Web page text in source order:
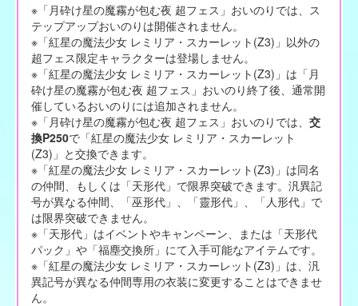
※「月砕け星の魔霧が包む夜 超フェス」おいのりでは、ス
テップアップおいのりは開催されません。
※「紅星の魔法少女 レミリア・スカーレット(Z3)」以外の
超フェス限定キャラクターは登場しません。
※「紅星の魔法少女 レミリア・スカーレット(Z3)」は「月
砕け星の魔霧が包む夜 超フェス」おいのり終了後、通常開
催しているおいのりには追加されません。
※「月砕け星の魔霧が包む夜 超フェス」おいのりでは、 交
換P250で「紅星の魔法少女 レミリア・スカーレット
(Z3)」と交換できます。
※「紅星の魔法少女 レミリア・スカーレット(Z3)」は同名
の仲間、もしくは「天形代」で限界突破できます。汎異記
号が異なる仲間、「巫形代」、「靈形代」、「人形代」で
は限界突破できません。
※「天形代」はイベントやキャンペーン、または「天形代
パック」や「福塵交換所」にて入手可能なアイテムです。
※「紅星の魔法少女 レミリア・スカーレット(Z3)」は、汎
異記号が異なる仲間専用の衣装に変更することはできませ
ん。